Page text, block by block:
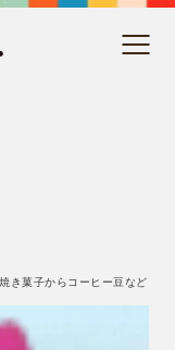
き菓子からコーヒー豆など